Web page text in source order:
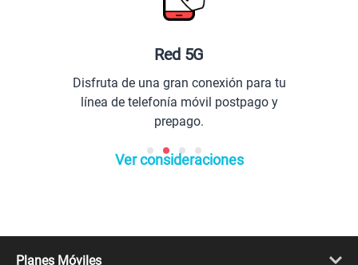
Red 5G
Disfruta de una gran conexión para tu
línea de telefonía móvil postpago y
prepago.
Ver consideraciones
Planes Móviles